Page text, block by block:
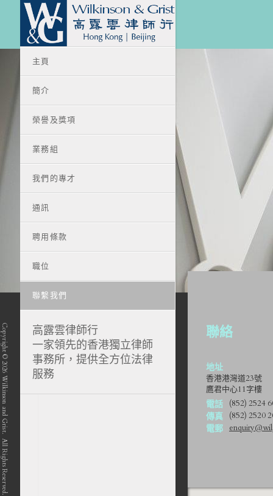
聯絡
地址
香港港灣道23號
鷹君中心11字樓
電話 (852) 2524
傳真 (852) 2520
電郵
主頁
簡介
榮譽及獎項
業務組
我們的專才
通訊
聘用條款
職位
聯繫我們
Copyright © 2026 Wilkinson and Grist. All Rights Reserved.
高露雲律師行
一家領先的香港獨立律師
事務所，提供全方位法律
服務